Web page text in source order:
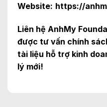
Website: https://
Liên hệ AnhMy
được tư vấn chính
tài liệu hỗ trợ kinh
lý mới!